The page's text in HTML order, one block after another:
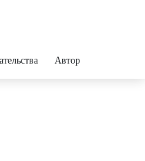
Авторы